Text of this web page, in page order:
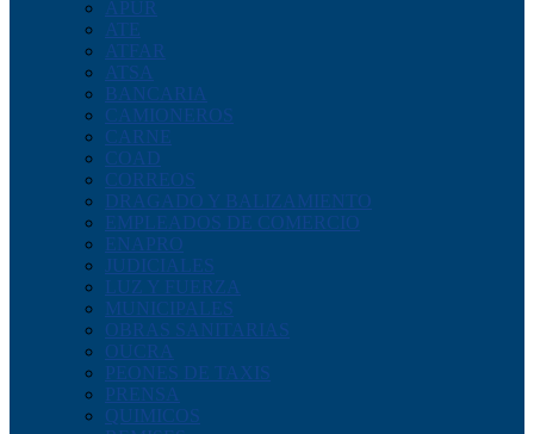
APUR
ATE
ATFAR
ATSA
BANCARIA
CAMIONEROS
CARNE
COAD
CORREOS
DRAGADO Y BALIZAMIENTO
EMPLEADOS DE COMERCIO
ENAPRO
JUDICIALES
LUZ Y FUERZA
MUNICIPALES
OBRAS SANITARIAS
OUCRA
PEONES DE TAXIS
PRENSA
QUIMICOS